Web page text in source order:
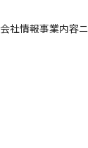
会社情報事業内容